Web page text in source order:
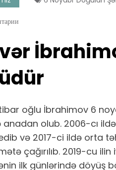
oğlu İbrahimov 6
anadan olub. 2006-cı
və 2017-ci ildə orta
çağırılıb. 2019-cu
ilk günlərində döyüş